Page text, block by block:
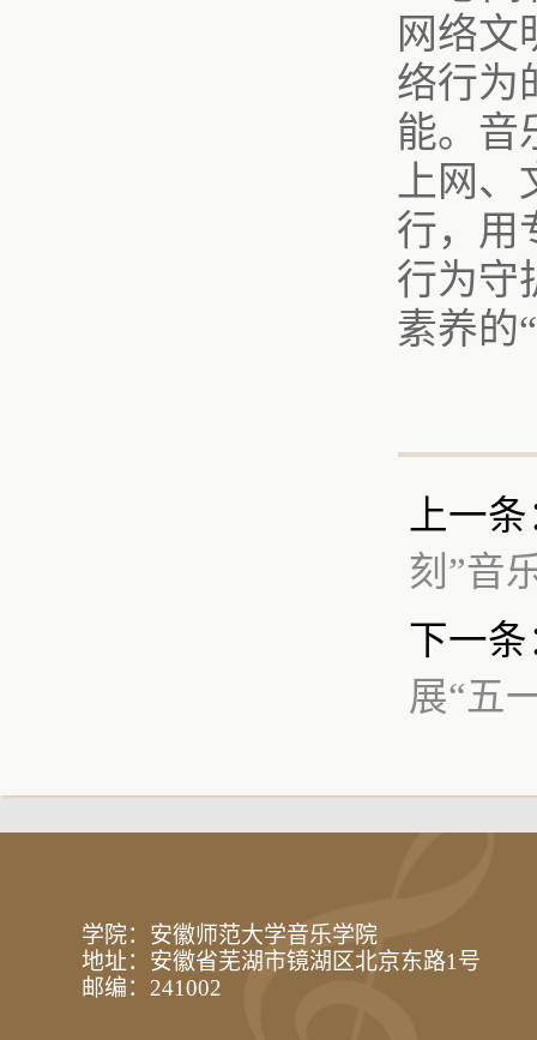
网络文
络行为
能。音
上网
行，用
行为守
素养的
上一
刻”音
下一条
展“五
学院：安徽师范大学音乐学院
地址：安徽省芜湖市镜湖区北京东路1号
邮编：241002